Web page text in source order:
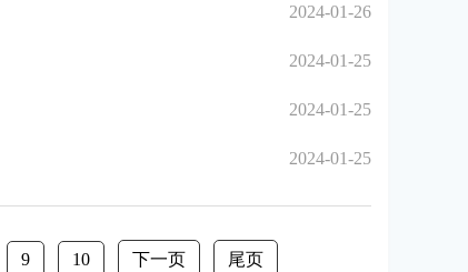
2024-01-26
2024-01-25
2024-01-25
2024-01-25
9 10 下一页 尾页